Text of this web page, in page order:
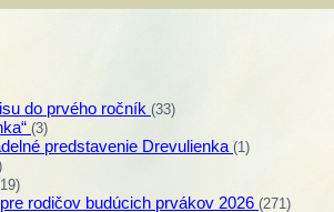
do prvého ročník (33)
(3)
predstavenie Drevulienka (1)
rodičov budúcich prvákov 2026 (271)